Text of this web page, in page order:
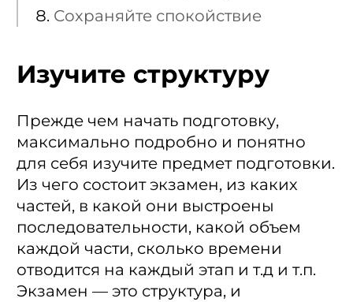
Сохраняйте спокойствие
Изучите структуру
Прежде чем начать подготовку,
максимально подробно и понятно
для себя изучите предмет подготовки.
Из чего состоит экзамен, из каких
частей, в какой они выстроены
последовательности, какой объем
каждой части, сколько времени
отводится на каждый этап и т.д и т.п.
Экзамен — это структура, и